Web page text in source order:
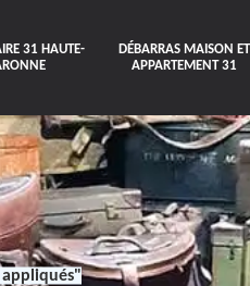
31 HAUTE-
DÉBARRAS MAISON ET
APPARTEMENT 31
appliqués"